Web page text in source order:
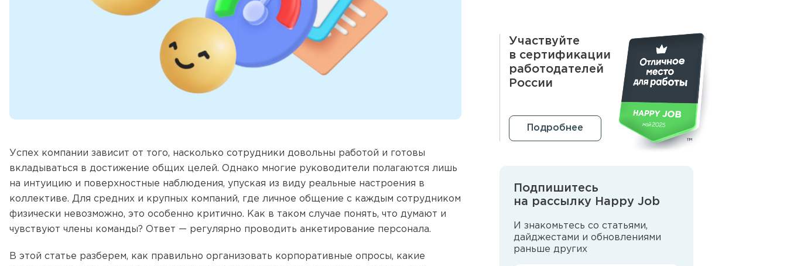
Успех компании зависит от того, насколько сотрудники довольны работой и готовы
вкладываться в достижение общих целей. Однако многие руководители полагаются лишь
на интуицию и поверхностные наблюдения, упуская из виду реальные настроения в
коллективе. Для средних и крупных компаний, где личное общение с каждым сотрудником
физически невозможно, это особенно критично. Как в таком случае понять, что думают и
чувствуют члены команды? Ответ — регулярно проводить анкетирование персонала.
В этой статье разберем, как правильно организовать корпоративные опросы, какие
Участвуйте
в сертификации
работодателей
России
Подробнее
Подпишитесь
на рассылку Happy Job
И знакомьтесь со статьями,
дайджестами и обновлениями
раньше других